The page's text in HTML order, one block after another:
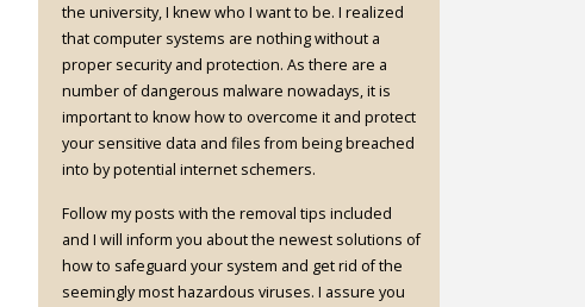
the university, I knew who I want to be. I realized
that computer systems are nothing without a
proper security and protection. As there are a
number of dangerous malware nowadays, it is
important to know how to overcome it and protect
your sensitive data and files from being breached
into by potential internet schemers.
Follow my posts with the removal tips included
and I will inform you about the newest solutions of
how to safeguard your system and get rid of the
seemingly most hazardous viruses. I assure you